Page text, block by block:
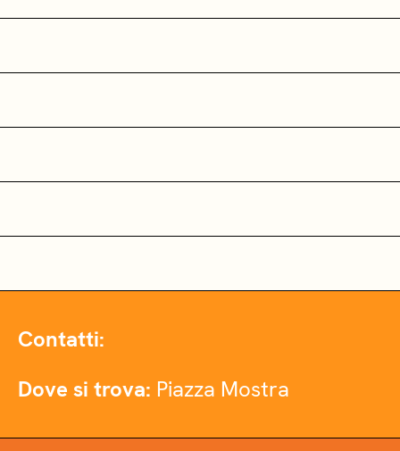
Contatti:
Dove si trova: Piazza Mostra